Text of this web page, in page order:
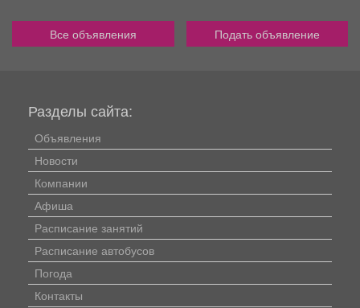
Все объявления Подать объявление
Разделы сайта:
Объявления
Новости
Компании
Афиша
Расписание занятий
Расписание автобусов
Погода
Контакты